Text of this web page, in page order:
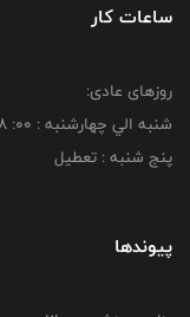
ساعات کار
روزهای عادی:
شنبه الي چهارشنبه : 00: 8 لغايت 16:00
پنج شنبه : تعطیل
پیوندها